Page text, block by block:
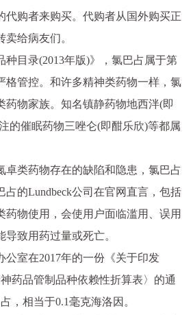
代购者来购买。代购者从国外购买正
给病友们。
种目录(2013年版)》，氯巴占属于第
格管控。和许多精神类药物一样，氯
药物家族。知名镇静药物地西泮(即
的催眠药物三唑仑(即酣乐欣)等都属
卓类药物存在的缺陷和隐患，氯巴占
占的Lundbeck公司在官网直言，包括
药物使用，会使用户面临滥用、误用
致用药过量或死亡。
公室在2017年的一份《关于印发
药品管制品种依赖性折算表〉的通
，相当于0.1毫克海洛因。